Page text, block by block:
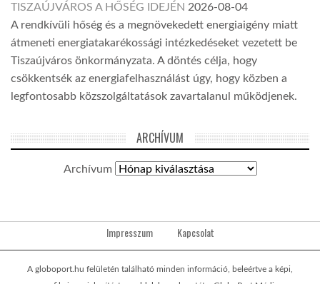
TISZAÚJVÁROS A HŐSÉG IDEJÉN 2026-08-04
A rendkívüli hőség és a megnövekedett energiaigény miatt
átmeneti energiatakarékossági intézkedéseket vezetett be
Tiszaújváros önkormányzata. A döntés célja, hogy
csökkentsék az energiafelhasználást úgy, hogy közben a
legfontosabb közszolgáltatások zavartalanul működjenek.
ARCHÍVUM
Archívum
Impresszum Kapcsolat
A globoport.hu felületén található minden információ, beleértve a képi,